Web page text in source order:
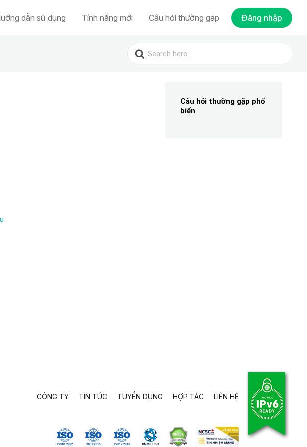
dẫn sử dụng Tính năng mới Câu hỏi thường gặp Đăng nhập
Search
for:
Câu hỏi thường gặp phổ
biến
CÔNG TY TIN TỨC TUYỂN DỤNG HỢP TÁC LIÊN HỆ